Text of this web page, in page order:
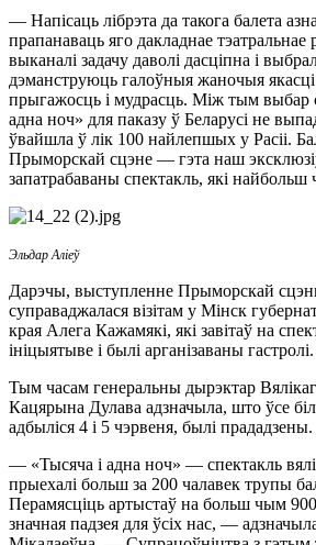
— Напісаць лібрэта да такога балета
прапанаваць яго дакладнае
выканалі задачу даволі дасціпна і
дэманструюць галоўныя жаночыя
прыгажосць і мудрасць. Між тым выбар
адна ноч» для паказу ў Беларусі не
ўвайшла ў лік 100 найлепшых у Расіі.
Прыморскай сцэне — гэта наш
запатрабаваны спектакль, які найбольш
Эльдар Аліеў
Дарэчы, выступленне Прыморскай
суправаджалася візітам у Мінск
края Алега Кажамякі, які завітаў на
ініцыятыве і былі арганізаваны гастролі.
Тым часам генеральны дырэктар
Кацярына Дулава адзначыла, што ўсе
адбыліся 4 і 5 чэрвеня, былі прададзены.
— «Тысяча і адна ноч» — спектакль
прыехалі больш за 200 чалавек трупы
Перамясціць артыстаў на больш чым
значная падзея для ўсіх нас, —